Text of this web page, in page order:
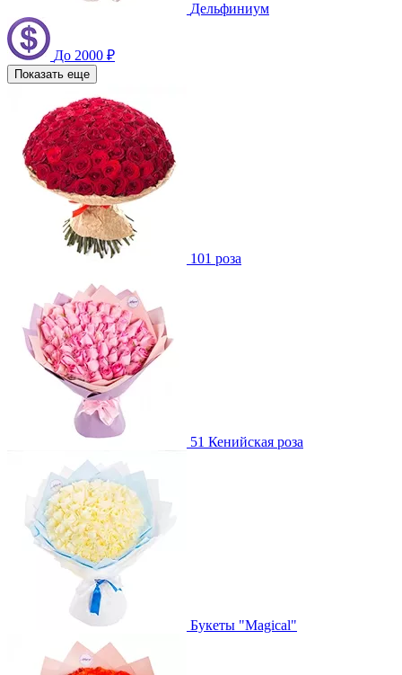
Дельфиниум
До 2000 ₽
Показать еще
101 роза
51 Кенийская роза
Букеты "Magical"